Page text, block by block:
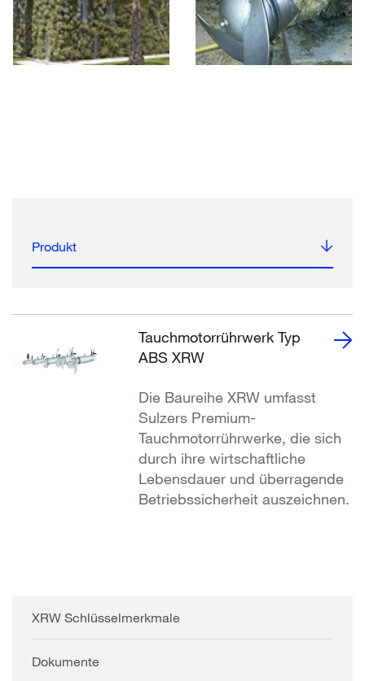
Produkt
Tauchmotorrührwerk Typ
ABS XRW
Die Baureihe XRW umfasst
Sulzers Premium-
Tauchmotorrührwerke, die sich
durch ihre wirtschaftliche
Lebensdauer und überragende
Betriebssicherheit auszeichnen.
XRW Schlüsselmerkmale
Dokumente